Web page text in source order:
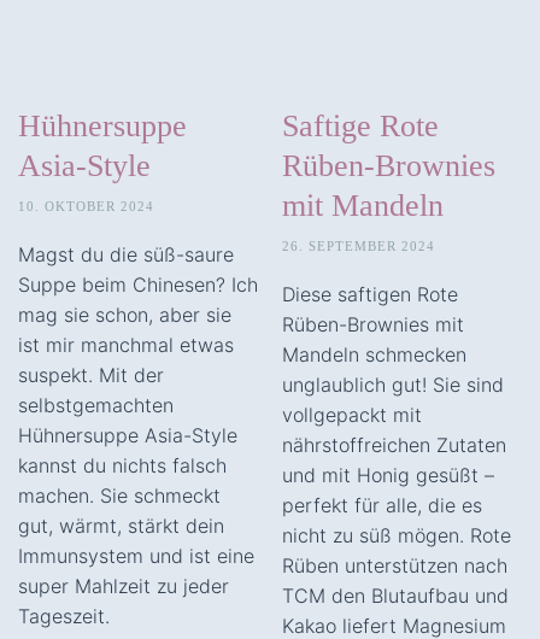
Hühnersuppe
Asia-Style
10. OKTOBER 2024
Magst du die süß-saure
Suppe beim Chinesen? Ich
mag sie schon, aber sie
ist mir manchmal etwas
suspekt. Mit der
selbstgemachten
Hühnersuppe Asia-Style
kannst du nichts falsch
machen. Sie schmeckt
gut, wärmt, stärkt dein
Immunsystem und ist eine
super Mahlzeit zu jeder
Tageszeit.
Saftige Rote
Rüben-Brownies
mit Mandeln
26. SEPTEMBER 2024
Diese saftigen Rote
Rüben-Brownies mit
Mandeln schmecken
unglaublich gut! Sie sind
vollgepackt mit
nährstoffreichen Zutaten
und mit Honig gesüßt –
perfekt für alle, die es
nicht zu süß mögen. Rote
Rüben unterstützen nach
TCM den Blutaufbau und
Kakao liefert Magnesium